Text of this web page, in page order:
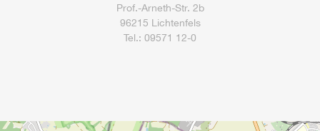
Prof.-Arneth-Str. 2b
96215 Lichtenfels
Tel.: 09571 12-0